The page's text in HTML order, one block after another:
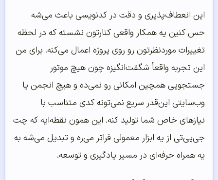
این انعطاف‌پذیری و دقت در کدنویسی باعث می‌شه
حس کنین یه همکار واقعی کنارتون نشسته که در لحظه
تغییرات موردنظرتون رو روی پروژه اعمال می‌کنه. برای من
این تجربه واقعاً شگفت‌انگیزه چون هیچ موتور
جستجویی همچین امکانی رو نمی‌ده و هیچ انجمن یا
وب‌سایتی این‌قدر سریع نمی‌تونه کدی متناسب با
نیازهای خاص شما تولید کنه. این همون نقطه‌ایه که چت
جی‌پی‌تی از یه ابزار معمولی فراتر می‌ره و تبدیل می‌شه به
یه همراه حرفه‌ای در مسیر یادگیری و توسعه.